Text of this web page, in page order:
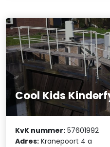
Cool Kids
KvK nummer: 57601992
Adres: Kranepoort 4 a